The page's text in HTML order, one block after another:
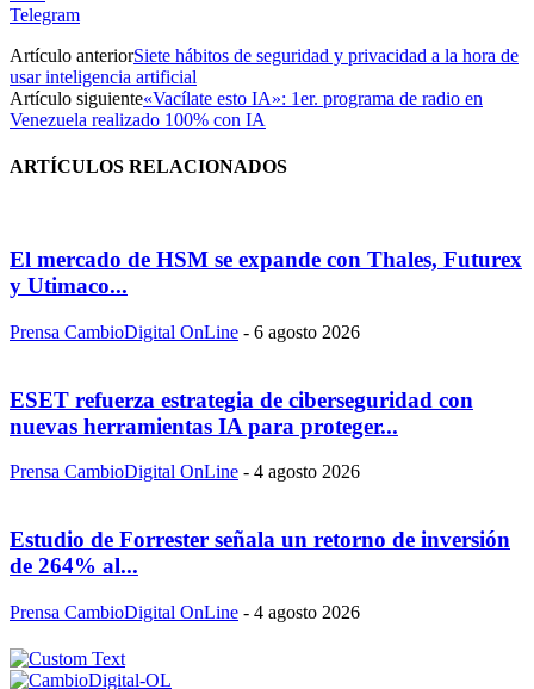
Telegram
Artículo anteriorSiete hábitos de seguridad y privacidad a la hora de
usar inteligencia artificial
Artículo siguiente«Vacílate esto IA»: 1er. programa de radio en
Venezuela realizado 100% con IA
ARTÍCULOS RELACIONADOS
El mercado de HSM se expande con Thales, Futurex
y Utimaco...
Prensa CambioDigital OnLine - 6 agosto 2026
ESET refuerza estrategia de ciberseguridad con
nuevas herramientas IA para proteger...
Prensa CambioDigital OnLine - 4 agosto 2026
Estudio de Forrester señala un retorno de inversión
de 264% al...
Prensa CambioDigital OnLine - 4 agosto 2026